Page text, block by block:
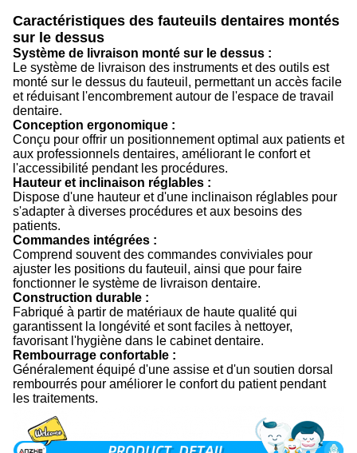
Caractéristiques des fauteuils dentaires montés
sur le dessus
Système de livraison monté sur le dessus :
Le système de livraison des instruments et des outils est
monté sur le dessus du fauteuil, permettant un accès facile
et réduisant l'encombrement autour de l'espace de travail
dentaire.
Conception ergonomique :
Conçu pour offrir un positionnement optimal aux patients et
aux professionnels dentaires, améliorant le confort et
l'accessibilité pendant les procédures.
Hauteur et inclinaison réglables :
Dispose d'une hauteur et d'une inclinaison réglables pour
s'adapter à diverses procédures et aux besoins des
patients.
Commandes intégrées :
Comprend souvent des commandes conviviales pour
ajuster les positions du fauteuil, ainsi que pour faire
fonctionner le système de livraison dentaire.
Construction durable :
Fabriqué à partir de matériaux de haute qualité qui
garantissent la longévité et sont faciles à nettoyer,
favorisant l'hygiène dans le cabinet dentaire.
Rembourrage confortable :
Généralement équipé d'une assise et d'un soutien dorsal
rembourrés pour améliorer le confort du patient pendant
les traitements.